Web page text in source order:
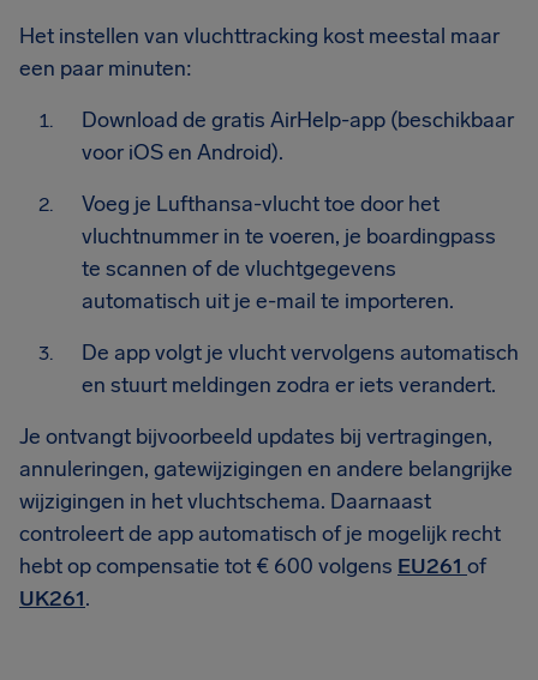
Het instellen van vluchttracking kost meestal maar
een paar minuten:
Download de gratis AirHelp-app (beschikbaar
voor iOS en Android).
Voeg je Lufthansa-vlucht toe door het
vluchtnummer in te voeren, je boardingpass
te scannen of de vluchtgegevens
automatisch uit je e-mail te importeren.
De app volgt je vlucht vervolgens automatisch
en stuurt meldingen zodra er iets verandert.
Je ontvangt bijvoorbeeld updates bij vertragingen,
annuleringen, gatewijzigingen en andere belangrijke
wijzigingen in het vluchtschema. Daarnaast
controleert de app automatisch of je mogelijk recht
hebt op compensatie tot € 600 volgens EU261 of
UK261.